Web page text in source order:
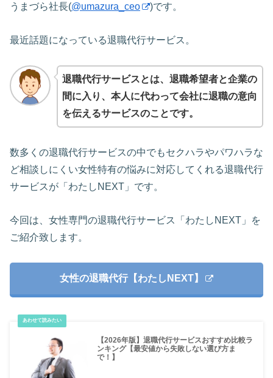
うまづら社長(@umazura_ceo )です。
最近話題になっている退職代行サービス。
退職代行サービスとは、退職希望者と企業の
間に入り、本人に代わって会社に退職の意向
を伝えるサービスのことです。
数多くの退職代行サービスの中でもセクハラやパワハラな
ど相談しにくい女性特有の悩みに対応してくれる退職代行
サービスが「わたしNEXT」です。
今回は、女性専門の退職代行サービス「わたしNEXT」を
ご紹介致します。
女性の退職代行【わたしNEXT】
【2026年版】退職代行サービスおすすめ比較ラ
ンキング【最安値から失敗しない選び方ま
で！】